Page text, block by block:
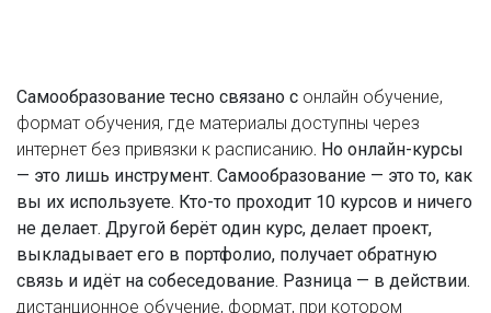
Самообразование тесно связано с онлайн обучение,
формат обучения, где материалы доступны через
интернет без привязки к расписанию. Но онлайн-курсы
— это лишь инструмент. Самообразование — это то, как
вы их используете. Кто-то проходит 10 курсов и ничего
не делает. Другой берёт один курс, делает проект,
выкладывает его в портфолио, получает обратную
связь и идёт на собеседование. Разница — в действии.
дистанционное обучение, формат, при котором